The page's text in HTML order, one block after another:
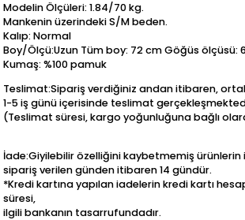
Modelin Ölçüleri: 1.84/70 kg.
Mankenin üzerindeki S/M beden.
Kalıp: Normal
Boy/Ölçü:Uzun Tüm boy: 72 cm Göğüs ölçüsü:
Kumaş: %100 pamuk
Teslimat:Sipariş verdiğiniz andan itibaren,
1-5 iş günü içerisinde teslimat
(Teslimat süresi, kargo yoğunluğuna bağlı
İade:Giyilebilir özelliğini kaybetmemiş ürünlerin
sipariş verilen günden itibaren 14 gündür.
*Kredi kartına yapılan iadelerin kredi kartı
süresi,
ilgili bankanın tasarrufundadır.